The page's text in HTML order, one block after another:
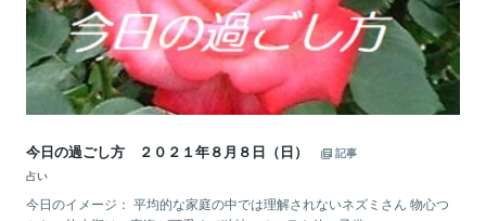
今日の過ごし方 ２０２１年８月８日（日）
記事
占い
今日のイメージ： 平均的な家庭の中では理解されないネズミさん 物心つ